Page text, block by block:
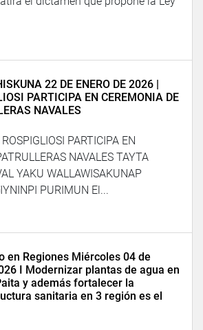
22 DE ENERO DE 2026 |
PARTICIPA EN CEREMONIA DE
NAVALES
PARTICIPA EN
NAVALES TAYTA
YAKU WALLAWISAKUNAP
PURIMUN El...
en Regiones Miércoles 04 de
I Modernizar plantas de agua en
y además fortalecer la
sanitaria en 3 región es el